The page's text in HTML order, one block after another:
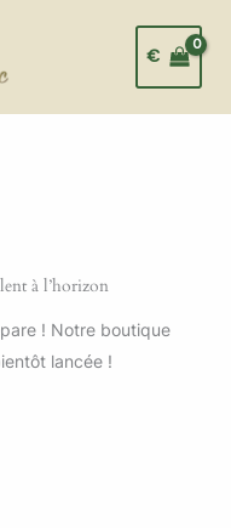
€
à l’horizon
! Notre boutique
lancée !